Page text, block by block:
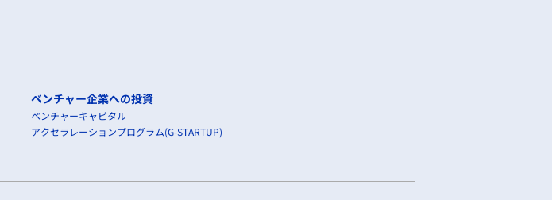
ベンチャー企業への投資
ベンチャーキャピタル
アクセラレーションプログラム(G-STARTUP)